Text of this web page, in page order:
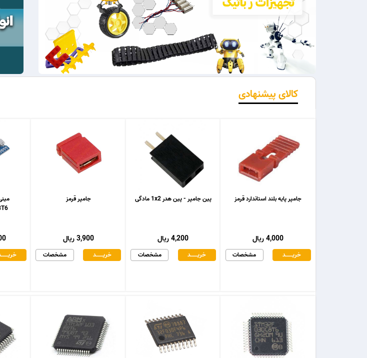
کالای پیشنهادی
جامپر قرمز
3,900 ریال
مشخصات خریـــــــد
پین جامپر - پین هدر 1x2 مادگی
4,200 ریال
مشخصات خریـــــــد
جامپر پایه بلند استاندارد قرمز
4,000 ریال
مشخصات خریـــــــد